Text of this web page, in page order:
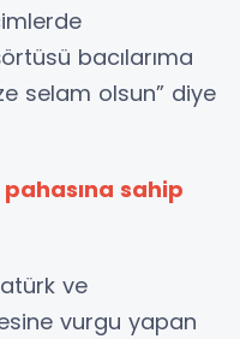
bacılarıma
selam olsun” diye
pahasına sahip
ve
vurgu yapan